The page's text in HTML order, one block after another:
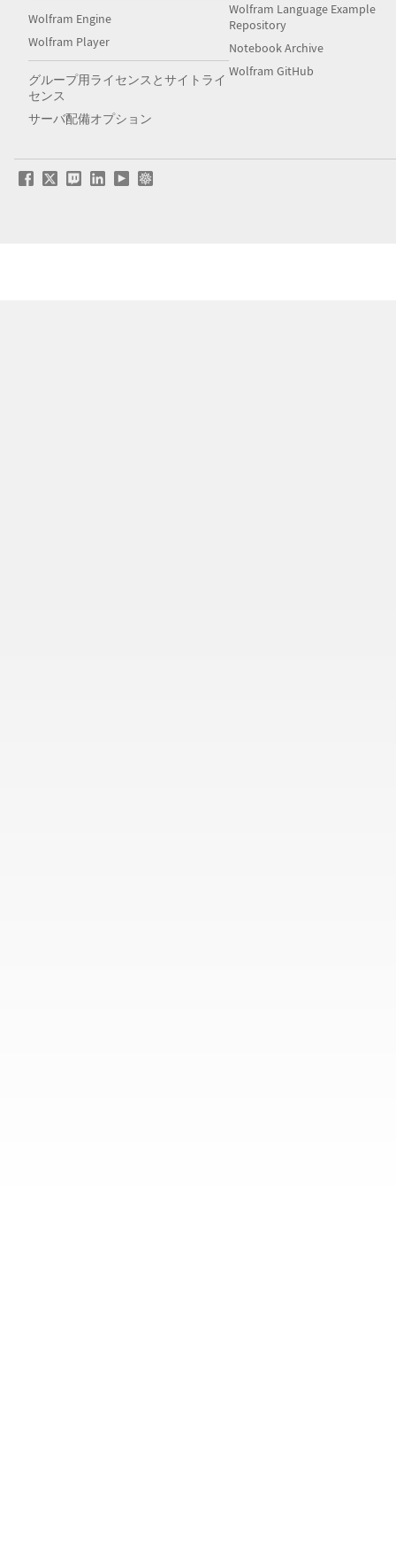
Wolfram Engine
Wolfram Player
グループ用ライセンスとサイトライ
センス
サーバ配備オプション
Wolfram Language Example
Repository
Notebook Archive
Wolfram GitHub